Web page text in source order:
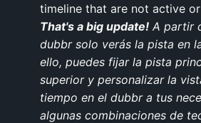
timeline that are not active
That's a big update! A partir
dubbr solo verás la pista en
ello, puedes fijar la pista
superior y personalizar la
tiempo en el dubbr a tus
algunas combinaciones de